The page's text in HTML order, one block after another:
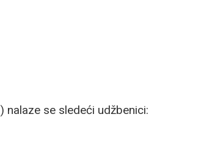
) nalaze se sledeći udžbenici: